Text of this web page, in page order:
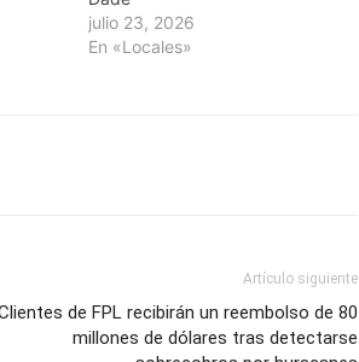
julio 23, 2026
En «Locales»
Artículo siguiente
de FPL recibirán un reembolso de 80
millones de dólares tras detectarse